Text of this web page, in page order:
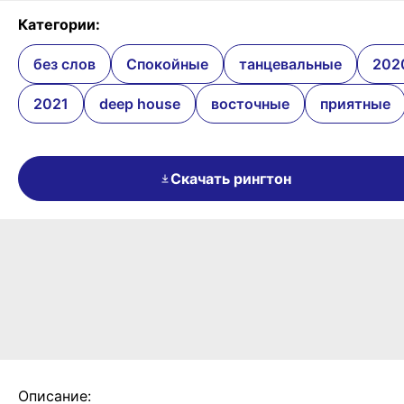
Категории:
без слов Спокойные танцевальные
2021 deep house восточные приятные
Скачать рингтон
Описание: